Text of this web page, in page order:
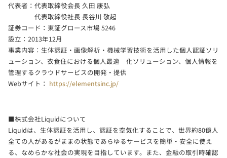
代表者：代表取締役会長 久田 康弘
代表取締役社長 長谷川 敬起
証券コード：東証グロース市場 5246
設立：2013年12月
事業内容：生体認証・画像解析・機械学習技術を活用した個人認証ソリ
ューション、衣食住における個人最適 化ソリューション、個人情報を
管理するクラウドサービスの開発・提供
Webサイト： https://elementsinc.jp/
■株式会社Liquidについて
Liquidは、生体認証を活用し、認証を空気化することで、世界約80億人
全ての人があるがままの状態であらゆるサービスを簡単・安全に使え
る、なめらかな社会の実現を目指しています。また、金融の取引時確認